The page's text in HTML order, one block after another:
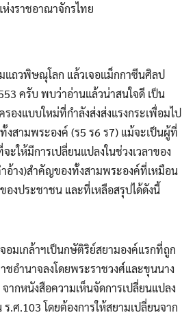
ห่งราชอาณาจักรไทย
แถวพิษณุโลก แล้วเจอแม็กกาซีนศิลป
ครับ พบว่าอ่านแล้วน่าสนใจดี เป็น
รองแบบใหม่ที่กำลังส่งส่งแรงกระเพื่อมไป
สามพระองค์ (ร5 ร6 ร7) แม้จะเป็นผู้ที่
ะให้มีการเปลี่ยนแปลงในช่วงเวลาของ
อ้าง)สำคัญของทั้งสามพระองค์ที่เหมือน
งประชาชน และที่เหลือสรุปได้ดังนี้
มเกล้าฯเป็นกษัติริย์สยามองค์แรกที่ถูก
อำนาจลงโดยพระราชวงศ์และขุนนาง
ากหนังสือความเห็นจัดการเปลี่ยนแปลง
.ศ.103 โดยต้องการให้สยามเปลี่ยนจาก